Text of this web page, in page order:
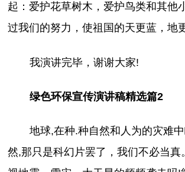
起：爱护花草树木，爱护鸟类和其他
过我们的努力，使祖国的天更蓝，地
我演讲完毕，谢谢大家!
绿色环保宣传演讲稿精选篇2
地球,在种.种自然和人为的灾难
然,那只是科幻片罢了，我们不必当真